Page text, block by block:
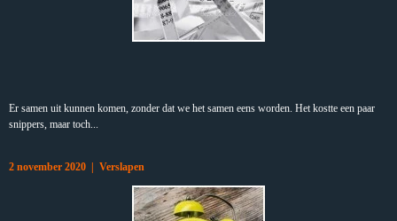
Er samen uit kunnen komen, zonder dat we het samen eens worden. Het kostte een paar
snippers, maar toch...
2 november 2020 | Verslapen